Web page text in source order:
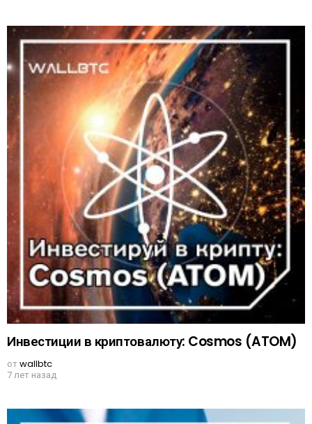
Инвестиции в криптовалюту: Cosmos (ATOM)
отwallbtc
7 лет назад